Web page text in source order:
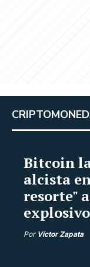
Bitcoin
alcista
resorte"
explosivo
Por Víctor Zapata